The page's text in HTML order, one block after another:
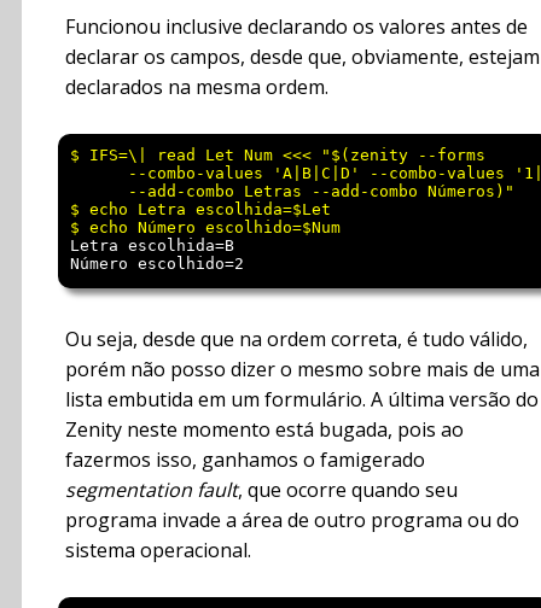
Funcionou inclusive declarando os valores antes de
declarar os campos, desde que, obviamente, estejam
declarados na mesma ordem.
$ IFS=\| read Let Num <<< "$(zenity --forms
--combo-values 'A|B|C|D' --combo-values
      --add-combo Letras --add-combo Números)"
$ echo Letra escolhida=$Let
Letra escolhida=B
Ou seja, desde que na ordem correta, é tudo válido,
porém não posso dizer o mesmo sobre mais de uma
lista embutida em um formulário. A última versão do
Zenity neste momento está bugada, pois ao
fazermos isso, ganhamos o famigerado
segmentation fault, que ocorre quando seu
programa invade a área de outro programa ou do
sistema operacional.